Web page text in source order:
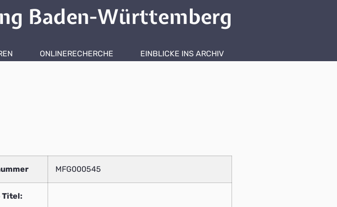
Baden-Württemberg
ONLINERECHERCHE EINBLICKE INS ARCHIV
MFG000545
Titel: